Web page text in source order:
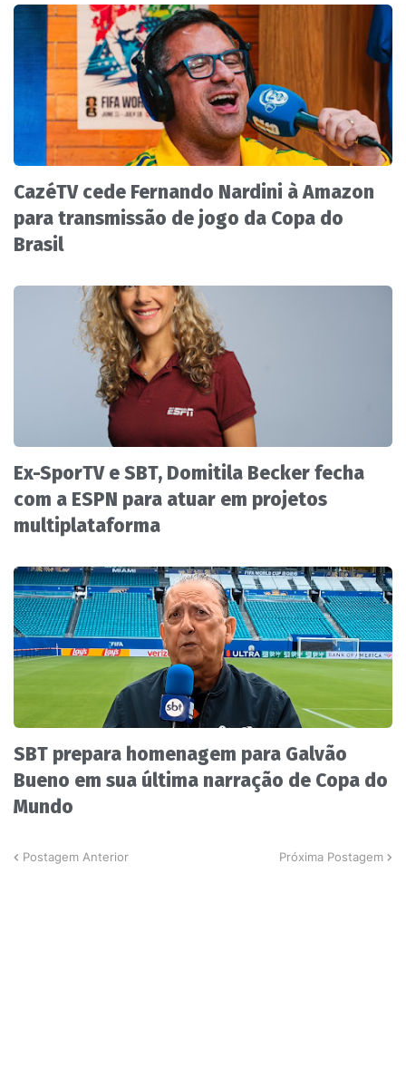
CazéTV cede Fernando Nardini à Amazon
para transmissão de jogo da Copa do
Brasil
Ex-SporTV e SBT, Domitila Becker fecha
com a ESPN para atuar em projetos
multiplataforma
SBT prepara homenagem para Galvão
Bueno em sua última narração de Copa do
Mundo
Postagem Anterior Próxima Postagem